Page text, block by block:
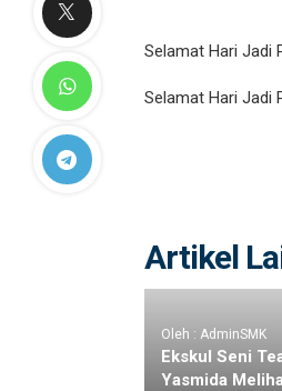
Selamat Hari Jadi
Selamat Hari Jadi
Artikel
Oleh : AdminSMK
Ekskul Seni
Yasmida